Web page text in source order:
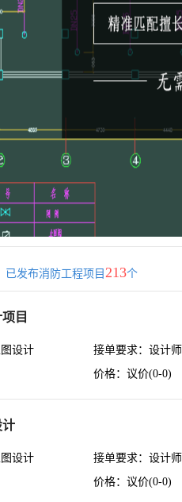
已发布消防工程项目 213个
目
设计
接单要求：设计师
价格：议价(0-0)
计
设计
接单要求：设计师
价格：议价(0-0)